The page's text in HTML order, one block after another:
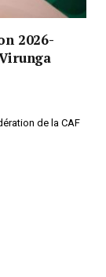
2026-
de la CAF